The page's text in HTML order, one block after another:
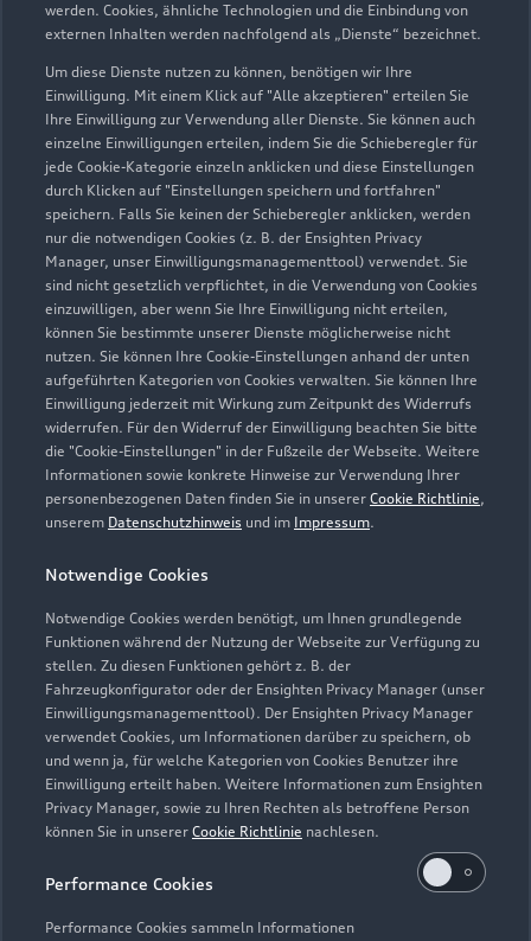
werden. Cookies, ähnliche Technologien und die Einbindung von
externen Inhalten werden nachfolgend als „Dienste“ bezeichnet.
Um diese Dienste nutzen zu können, benötigen wir Ihre
Einwilligung. Mit einem Klick auf "Alle akzeptieren" erteilen Sie
Ihre Einwilligung zur Verwendung aller Dienste. Sie können auch
einzelne Einwilligungen erteilen, indem Sie die Schieberegler für
jede Cookie-Kategorie einzeln anklicken und diese Einstellungen
durch Klicken auf "Einstellungen speichern und fortfahren"
speichern. Falls Sie keinen der Schieberegler anklicken, werden
nur die notwendigen Cookies (z. B. der Ensighten Privacy
Manager, unser Einwilligungsmanagementtool) verwendet. Sie
sind nicht gesetzlich verpflichtet, in die Verwendung von Cookies
einzuwilligen, aber wenn Sie Ihre Einwilligung nicht erteilen,
können Sie bestimmte unserer Dienste möglicherweise nicht
nutzen. Sie können Ihre Cookie-Einstellungen anhand der unten
aufgeführten Kategorien von Cookies verwalten. Sie können Ihre
Einwilligung jederzeit mit Wirkung zum Zeitpunkt des Widerrufs
widerrufen. Für den Widerruf der Einwilligung beachten Sie bitte
die "Cookie-Einstellungen" in der Fußzeile der Webseite. Weitere
Informationen sowie konkrete Hinweise zur Verwendung Ihrer
personenbezogenen Daten finden Sie in unserer Cookie Richtlinie,
unserem Datenschutzhinweis und im Impressum.
Notwendige Cookies
Notwendige Cookies werden benötigt, um Ihnen grundlegende
Funktionen während der Nutzung der Webseite zur Verfügung zu
stellen. Zu diesen Funktionen gehört z. B. der
Fahrzeugkonfigurator oder der Ensighten Privacy Manager (unser
Einwilligungsmanagementtool). Der Ensighten Privacy Manager
verwendet Cookies, um Informationen darüber zu speichern, ob
und wenn ja, für welche Kategorien von Cookies Benutzer ihre
Einwilligung erteilt haben. Weitere Informationen zum Ensighten
Privacy Manager, sowie zu Ihren Rechten als betroffene Person
können Sie in unserer Cookie Richtlinie nachlesen.
Performance Cookies
Performance Cookies sammeln Informationen
Löhmaer Weg 43
07907 Oettersdorf
03663 424330
info@fischer-oettersdorf.de
Kontaktdaten herunterladen
Öffnungszeiten
Service
Teile- & Zubehörverkauf
Geschlossen,öffnet amFreitag 07:00